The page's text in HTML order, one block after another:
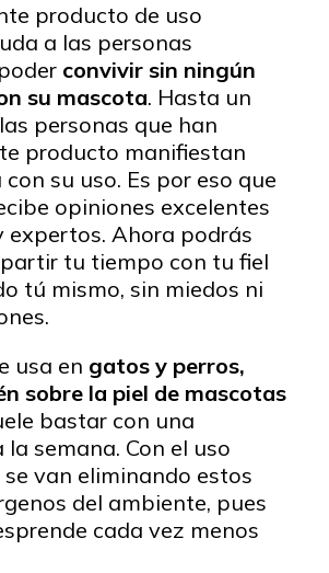
producto de uso
a las personas
convivir sin ningún
su mascota. Hasta un
personas que han
producto manifiestan
su uso. Es por eso que
opiniones excelentes
expertos. Ahora podrás
tu tiempo con tu fiel
tú mismo, sin miedos ni
usa en gatos y perros,
sobre la piel de mascotas
bastar con una
semana. Con el uso
van eliminando estos
del ambiente, pues
cada vez menos